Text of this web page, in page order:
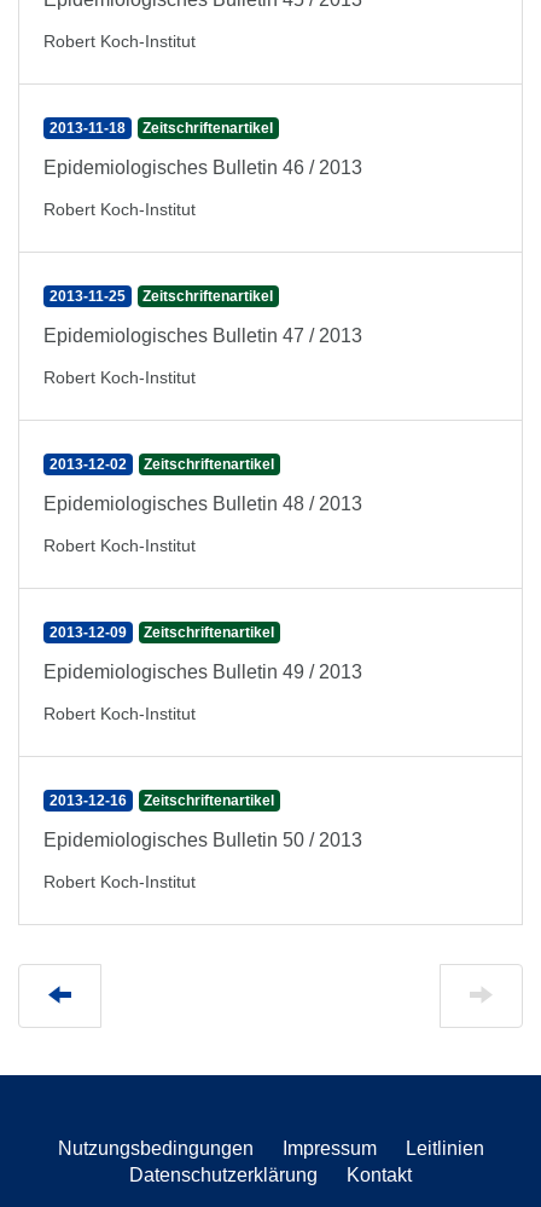
Robert Koch-Institut
2013-11-18 Zeitschriftenartikel
Epidemiologisches Bulletin 46 / 2013
Robert Koch-Institut
2013-11-25 Zeitschriftenartikel
Epidemiologisches Bulletin 47 / 2013
Robert Koch-Institut
2013-12-02 Zeitschriftenartikel
Epidemiologisches Bulletin 48 / 2013
Robert Koch-Institut
2013-12-09 Zeitschriftenartikel
Epidemiologisches Bulletin 49 / 2013
Robert Koch-Institut
2013-12-16 Zeitschriftenartikel
Epidemiologisches Bulletin 50 / 2013
Robert Koch-Institut
Nutzungsbedingungen Impressum
Leitlinien
Datenschutzerklärung
Kontakt